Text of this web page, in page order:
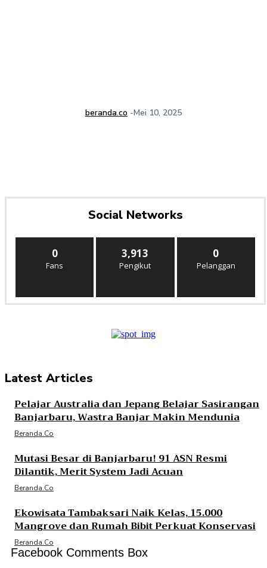
beranda.co -Mei 10, 2025
Social Networks
0
Fans
3,913
Pengikut
0
Pelanggan
Latest Articles
Pelajar Australia dan Jepang Belajar Sasirangan
Banjarbaru, Wastra Banjar Makin Mendunia
Beranda.co
Mutasi Besar di Banjarbaru! 91 ASN Resmi
Dilantik, Merit System Jadi Acuan
Beranda.co
Ekowisata Tambaksari Naik Kelas, 15.000
Mangrove dan Rumah Bibit Perkuat Konservasi
Beranda.co
Facebook Comments Box